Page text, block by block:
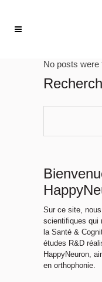
No posts were
Sur ce site,
scientifiques qui
la Santé &
études R&D
HappyNeuron,
en orthophonie.